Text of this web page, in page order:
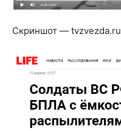
Скриншот — tvzvezda.ru